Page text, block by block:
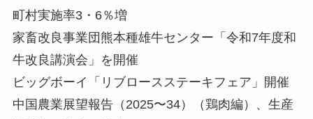
町村実施率3・6％増
家畜改良事業団熊本種雄牛センター「令和7年度和
牛改良講演会」を開催
ビッグボーイ「リブロースステーキフェア」開催
中国農業展望報告（2025〜34）（鶏肉編）、生産